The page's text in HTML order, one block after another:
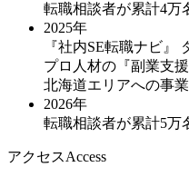
転職相談者が累計4万
2025年
『社内SE転職ナビ
プロ人材の『副業支
北海道エリアへの事
2026年
転職相談者が累計5万
アクセスAccess